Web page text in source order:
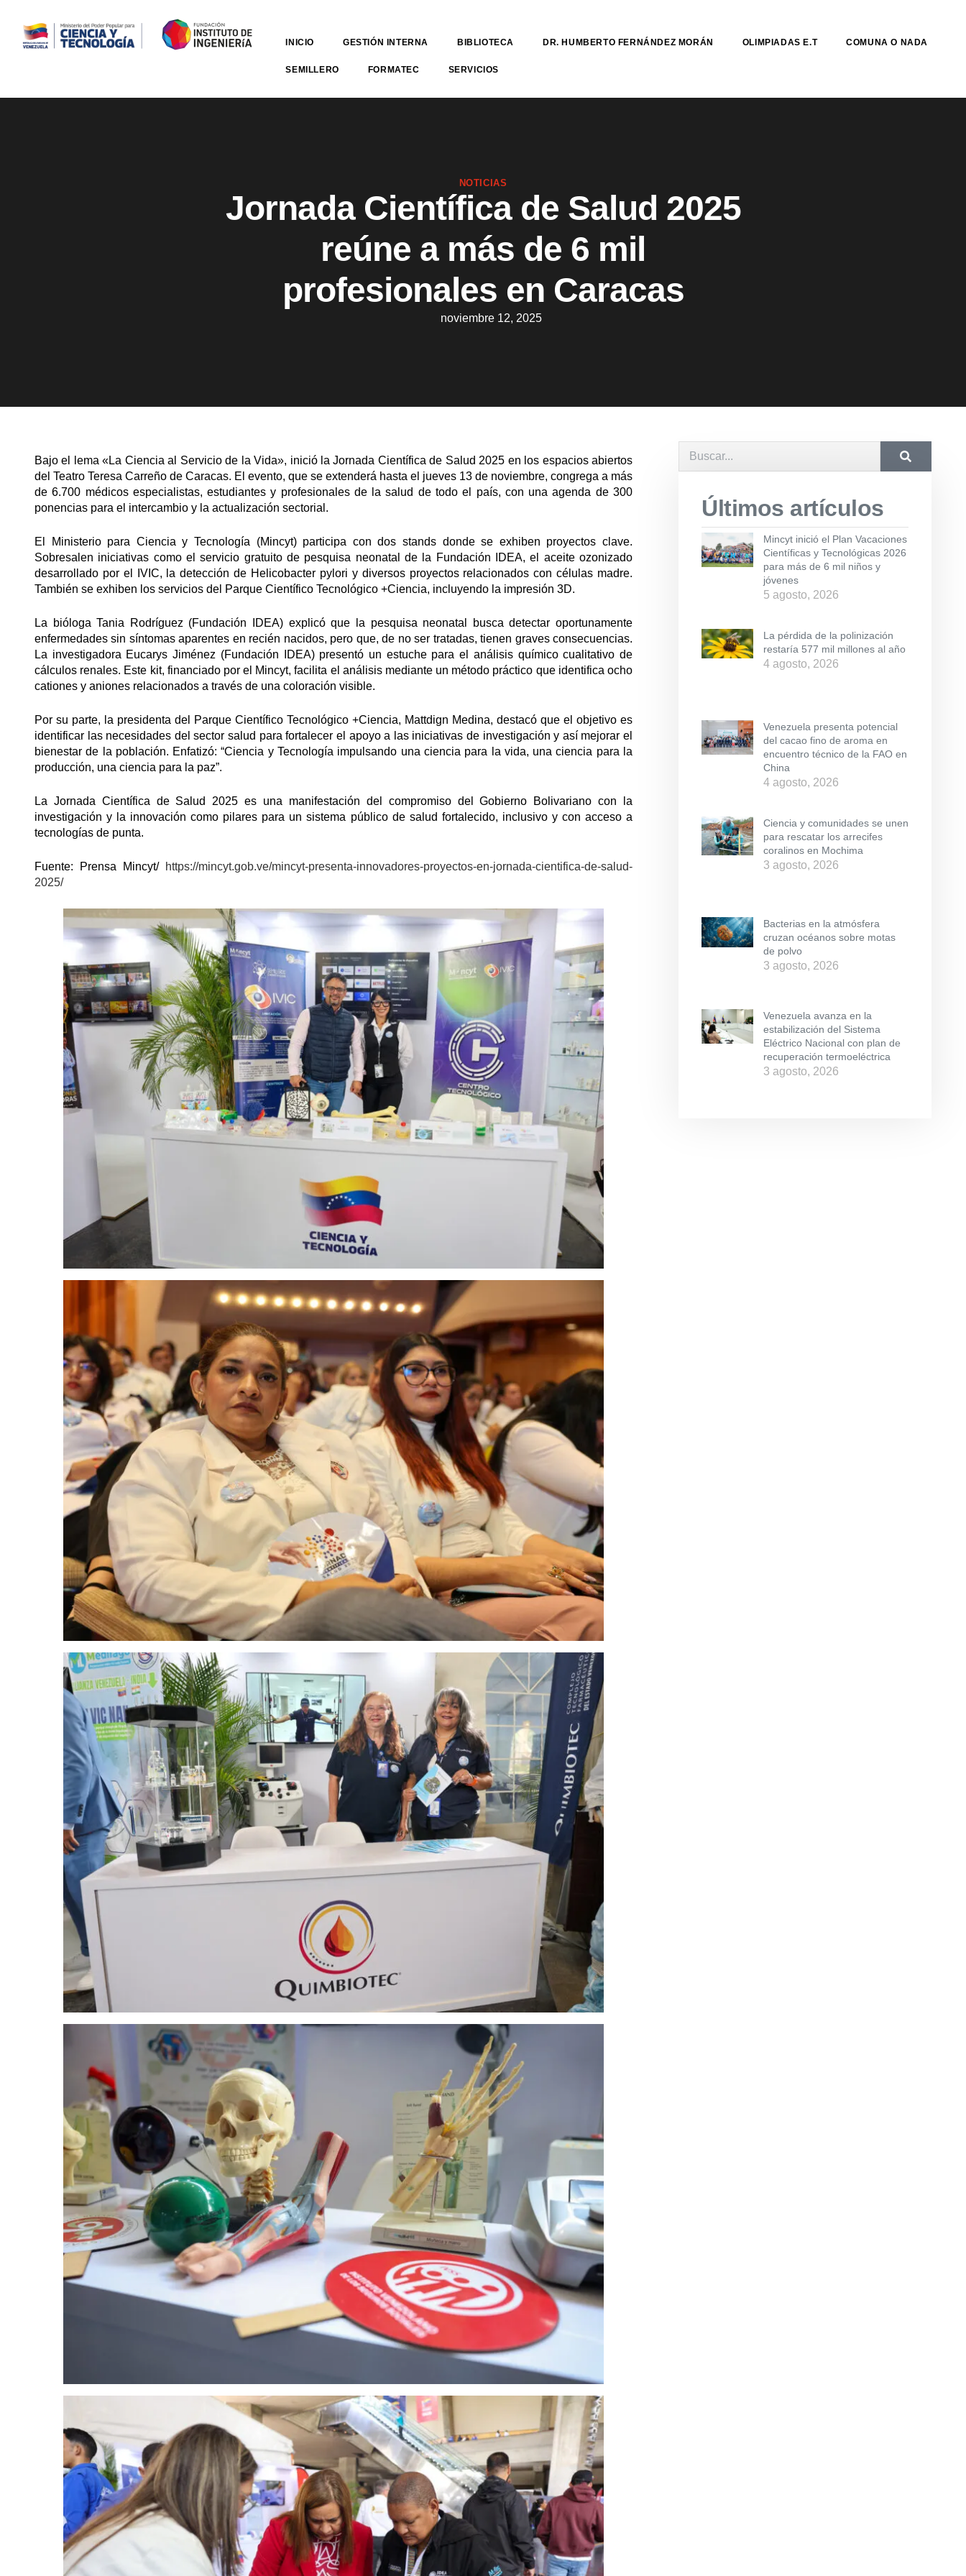
INICIO GESTIÓN INTERNA BIBLIOTECA DR. HUMBERTO FERNÁNDEZ MORÁN OLIMPIADAS E.T COMUNA O NADA
SEMILLERO FORMATEC SERVICIOS
NOTICIAS
Jornada Científica de Salud 2025
reúne a más de 6 mil
profesionales en Caracas
noviembre 12, 2025
Bajo el lema «La Ciencia al Servicio de la Vida», inició la Jornada Científica de Salud 2025 en los espacios abiertos
del Teatro Teresa Carreño de Caracas. El evento, que se extenderá hasta el jueves 13 de noviembre, congrega a más
de 6.700 médicos especialistas, estudiantes y profesionales de la salud de todo el país, con una agenda de 300
ponencias para el intercambio y la actualización sectorial.
El Ministerio para Ciencia y Tecnología (Mincyt) participa con dos stands donde se exhiben proyectos clave.
Sobresalen iniciativas como el servicio gratuito de pesquisa neonatal de la Fundación IDEA, el aceite ozonizado
desarrollado por el IVIC, la detección de Helicobacter pylori y diversos proyectos relacionados con células madre.
También se exhiben los servicios del Parque Científico Tecnológico +Ciencia, incluyendo la impresión 3D.
La bióloga Tania Rodríguez (Fundación IDEA) explicó que la pesquisa neonatal busca detectar oportunamente
enfermedades sin síntomas aparentes en recién nacidos, pero que, de no ser tratadas, tienen graves consecuencias.
La investigadora Eucarys Jiménez (Fundación IDEA) presentó un estuche para el análisis químico cualitativo de
cálculos renales. Este kit, financiado por el Mincyt, facilita el análisis mediante un método práctico que identifica ocho
cationes y aniones relacionados a través de una coloración visible.
Por su parte, la presidenta del Parque Científico Tecnológico +Ciencia, Mattdign Medina, destacó que el objetivo es
identificar las necesidades del sector salud para fortalecer el apoyo a las iniciativas de investigación y así mejorar el
bienestar de la población. Enfatizó: “Ciencia y Tecnología impulsando una ciencia para la vida, una ciencia para la
producción, una ciencia para la paz”.
La Jornada Científica de Salud 2025 es una manifestación del compromiso del Gobierno Bolivariano con la
investigación y la innovación como pilares para un sistema público de salud fortalecido, inclusivo y con acceso a
tecnologías de punta.
Fuente: Prensa Mincyt/ https://mincyt.gob.ve/mincyt-presenta-innovadores-proyectos-en-jornada-cientifica-de-salud-
2025/
Últimos artículos
Mincyt inició el Plan Vacaciones
Científicas y Tecnológicas 2026
para más de 6 mil niños y
jóvenes
5 agosto, 2026
La pérdida de la polinización
restaría 577 mil millones al año
4 agosto, 2026
Venezuela presenta potencial
del cacao fino de aroma en
encuentro técnico de la FAO en
China
4 agosto, 2026
Ciencia y comunidades se unen
para rescatar los arrecifes
coralinos en Mochima
3 agosto, 2026
Bacterias en la atmósfera
cruzan océanos sobre motas
de polvo
3 agosto, 2026
Venezuela avanza en la
estabilización del Sistema
Eléctrico Nacional con plan de
recuperación termoeléctrica
3 agosto, 2026